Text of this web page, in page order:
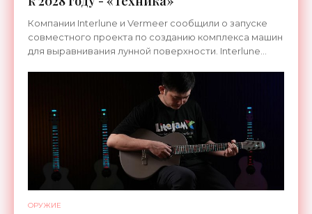
Компании Interlune и Vermeer сообщили о запуске
совместного проекта по созданию комплекса машин
для выравнивания лунной поверхности. Interlune
ОРУЖИЕ